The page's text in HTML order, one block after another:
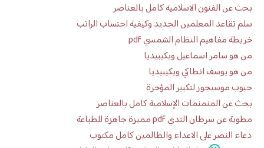
بحث عن الفنون الاسلامية كامل بالعناصر
سلم تقاعد المعلمين الجديد وكيفية احتساب الراتب
خريطة مفاهيم النظام الشمسي pdf
من هو سامر اسماعيل ويكيبيديا
من هو يوسف انطاكي ويكيبيديا
حبوب موسيجور لتكبير المؤخرة
بحث عن المنمنمات الإسلامية كامل بالعناصر
مطوية عن سرطان الثدي pdf مميزة جاهزة للطباعة
دعاء النصر على الاعداء والظالمين كامل مكتوب